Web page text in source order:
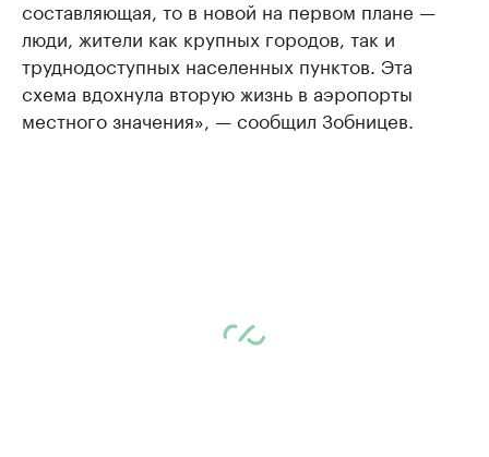
составляющая, то в новой на первом плане —
люди, жители как крупных городов, так и
труднодоступных населенных пунктов. Эта
схема вдохнула вторую жизнь в аэропорты
местного значения», — сообщил Зобницев.